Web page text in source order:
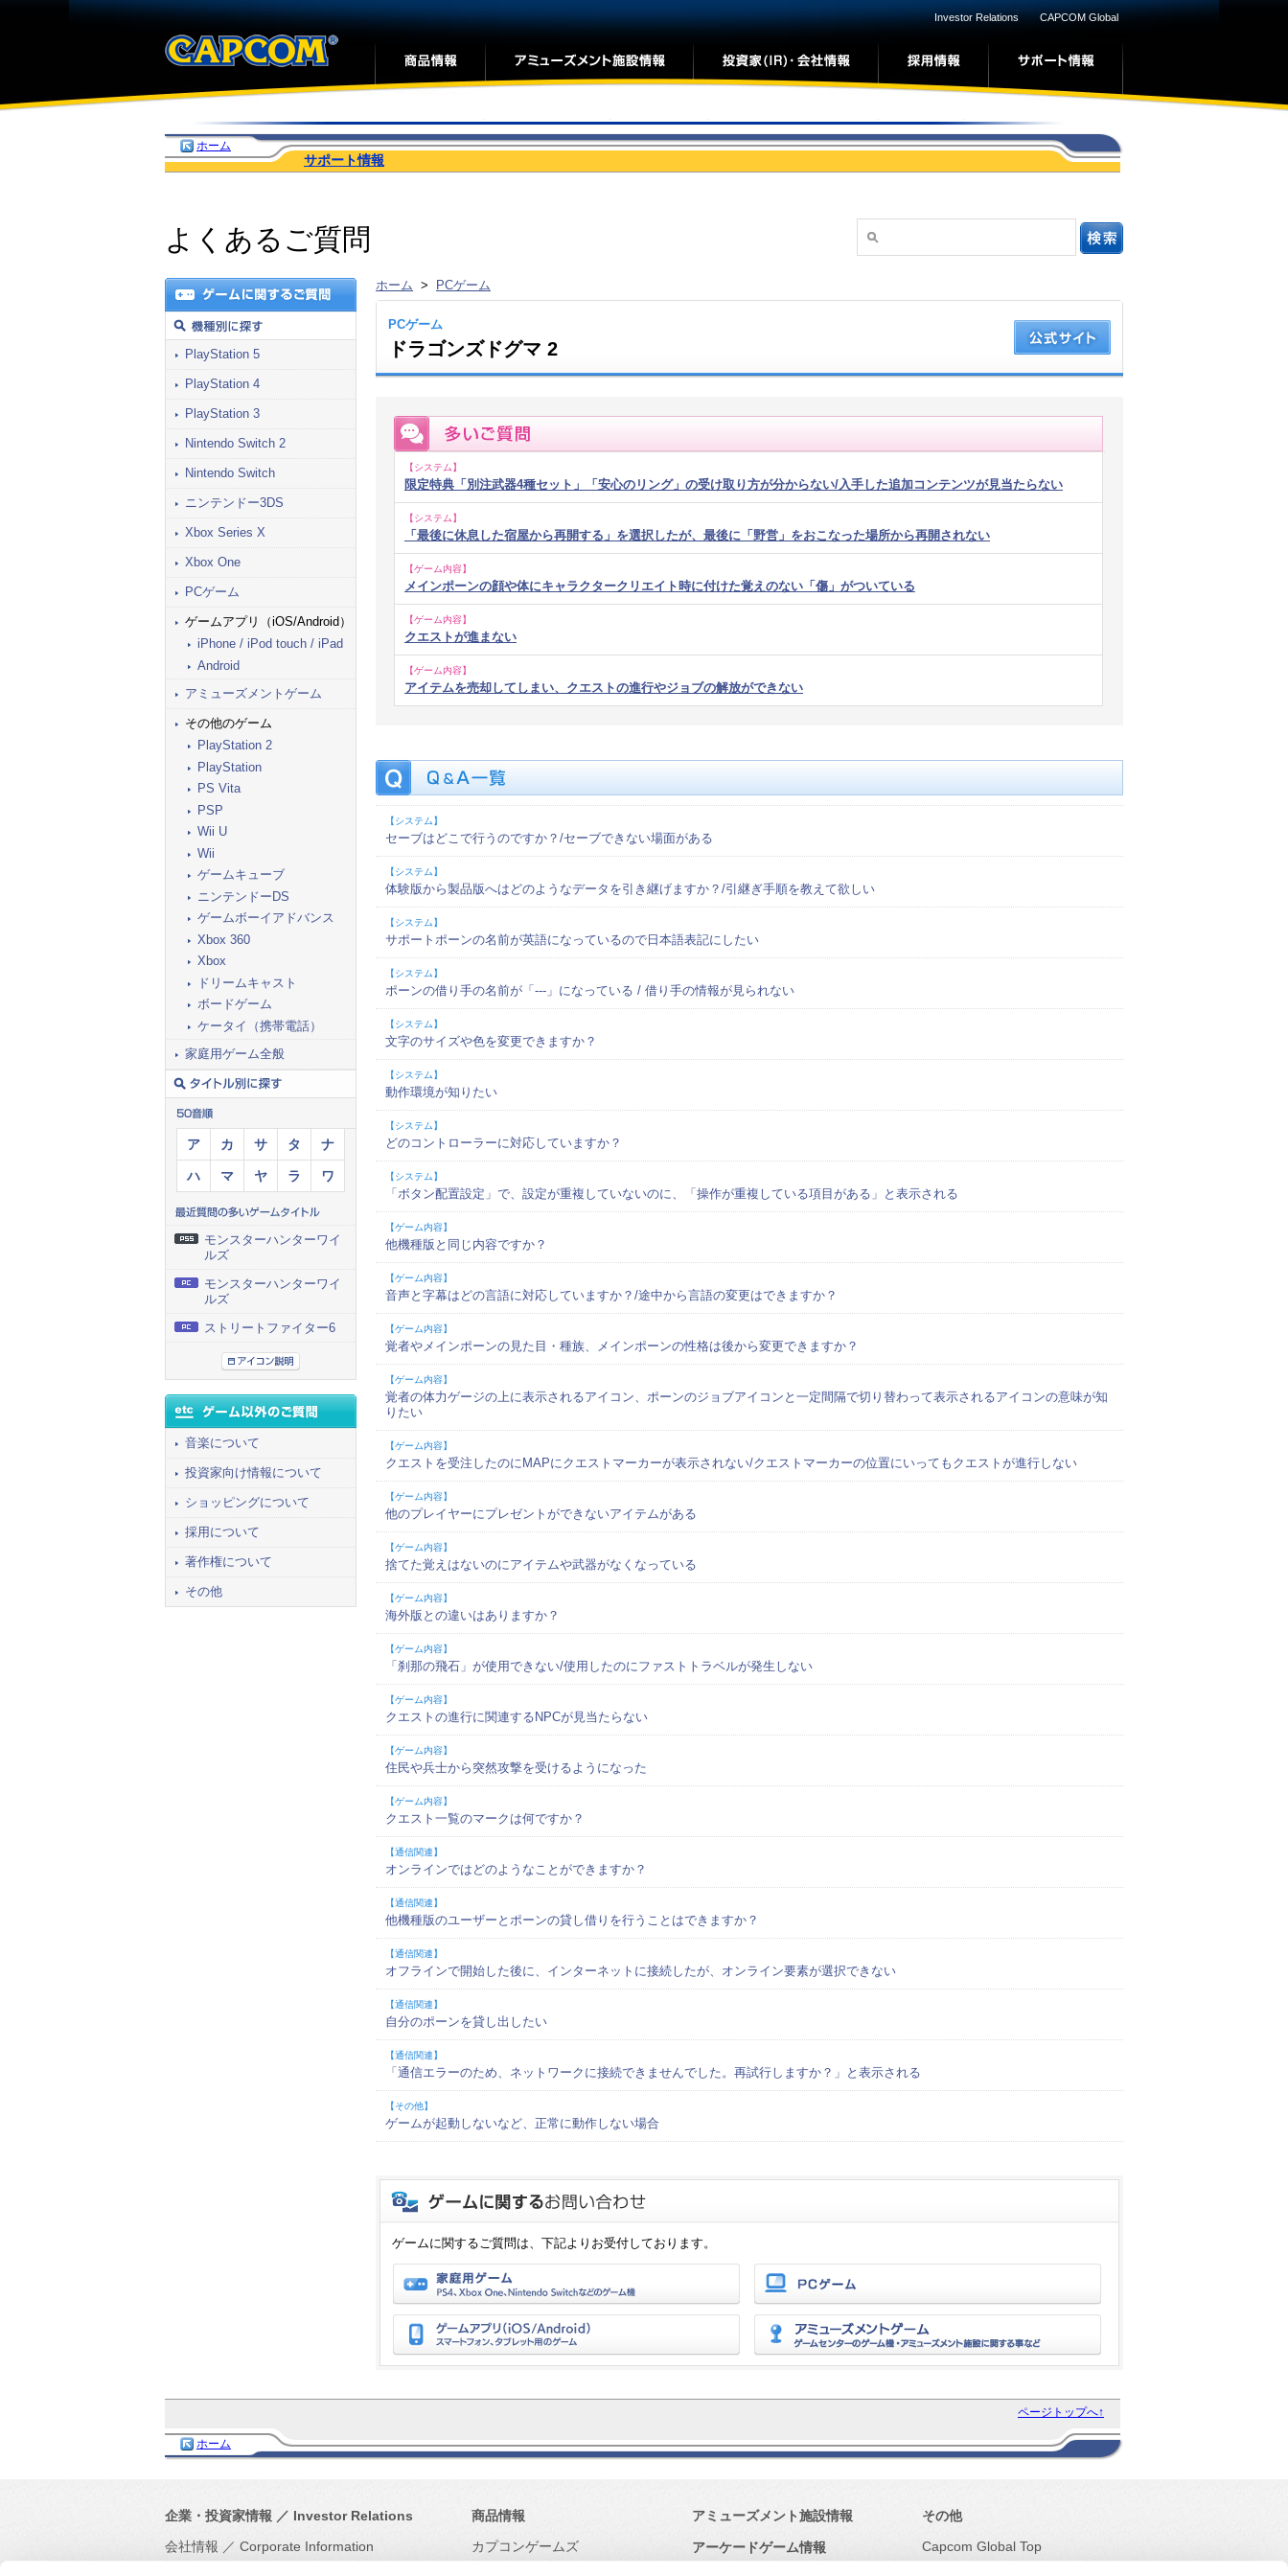
CAPCOM Global
Investor Relations
ホーム
サポート情報
よくあるご質問
ホーム > PCゲーム
PCゲーム
ドラゴンズドグマ 2
【システム】
限定特典「別注武器4種セット」「安心のリング」の受け取り方が分からない/入手した追加コンテンツが見当たらない
【システム】
「最後に休息した宿屋から再開する」を選択したが、最後に「野営」をおこなった場所から再開されない
【ゲーム内容】
メインポーンの顔や体にキャラクタークリエイト時に付けた覚えのない「傷」がついている
【ゲーム内容】
クエストが進まない
【ゲーム内容】
アイテムを売却してしまい、クエストの進行やジョブの解放ができない
【システム】
セーブはどこで行うのですか？/セーブできない場面がある
【システム】
体験版から製品版へはどのようなデータを引き継げますか？/引継ぎ手順を教えて欲しい
【システム】
サポートポーンの名前が英語になっているので日本語表記にしたい
【システム】
ポーンの借り手の名前が「---」になっている / 借り手の情報が見られない
【システム】
文字のサイズや色を変更できますか？
【システム】
動作環境が知りたい
【システム】
どのコントローラーに対応していますか？
【システム】
「ボタン配置設定」で、設定が重複していないのに、「操作が重複している項目がある」と表示される
【ゲーム内容】
他機種版と同じ内容ですか？
【ゲーム内容】
音声と字幕はどの言語に対応していますか？/途中から言語の変更はできますか？
【ゲーム内容】
覚者やメインポーンの見た目・種族、メインポーンの性格は後から変更できますか？
【ゲーム内容】
覚者の体力ゲージの上に表示されるアイコン、ポーンのジョブアイコンと一定間隔で切り替わって表示されるアイコンの意味が知
りたい
【ゲーム内容】
クエストを受注したのにMAPにクエストマーカーが表示されない/クエストマーカーの位置にいってもクエストが進行しない
【ゲーム内容】
他のプレイヤーにプレゼントができないアイテムがある
【ゲーム内容】
捨てた覚えはないのにアイテムや武器がなくなっている
【ゲーム内容】
海外版との違いはありますか？
【ゲーム内容】
「刹那の飛石」が使用できない/使用したのにファストトラベルが発生しない
【ゲーム内容】
クエストの進行に関連するNPCが見当たらない
【ゲーム内容】
住民や兵士から突然攻撃を受けるようになった
【ゲーム内容】
クエスト一覧のマークは何ですか？
【通信関連】
オンラインではどのようなことができますか？
【通信関連】
他機種版のユーザーとポーンの貸し借りを行うことはできますか？
【通信関連】
オフラインで開始した後に、インターネットに接続したが、オンライン要素が選択できない
【通信関連】
自分のポーンを貸し出したい
【通信関連】
「通信エラーのため、ネットワークに接続できませんでした。再試行しますか？」と表示される
【その他】
ゲームが起動しないなど、正常に動作しない場合
ゲームに関するご質問は、下記よりお受付しております。
PlayStation 5
PlayStation 4
PlayStation 3
Nintendo Switch 2
Nintendo Switch
ニンテンドー3DS
Xbox Series X
Xbox One
PCゲーム
ゲームアプリ（iOS/Android）
iPhone / iPod touch / iPad
Android
アミューズメントゲーム
その他のゲーム
PlayStation 2
PlayStation
PS Vita
PSP
Wii U
Wii
ゲームキューブ
ニンテンドーDS
ゲームボーイアドバンス
Xbox 360
Xbox
ドリームキャスト
ボードゲーム
ケータイ（携帯電話）
家庭用ゲーム全般
ア カ サ タ ナ
ハ マ ヤ ラ ワ
モンスターハンターワイ
ルズ
モンスターハンターワイ
ルズ
ストリートファイター6
音楽について
投資家向け情報について
ショッピングについて
採用について
著作権について
その他
ページトップへ↑
ホーム
企業・投資家情報 ／ Investor Relations
会社情報 ／ Corporate Information
商品情報
カプコンゲームズ
アミューズメント施設情報
アーケードゲーム情報
その他
Capcom Global Top